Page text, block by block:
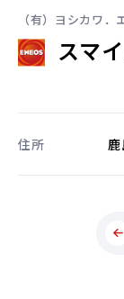
（有）ヨシカワ．
スマ
住所 鹿